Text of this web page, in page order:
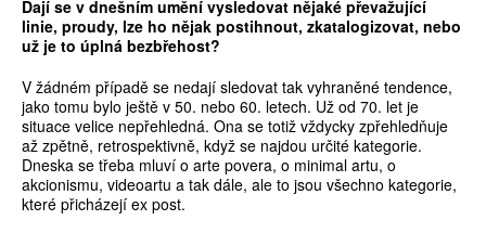
Dají se v dnešním umění vysledovat nějaké převažující
linie, proudy, lze ho nějak postihnout, zkatalogizovat, nebo
už je to úplná bezbřehost?
V žádném případě se nedají sledovat tak vyhraněné tendence,
jako tomu bylo ještě v 50. nebo 60. letech. Už od 70. let je
situace velice nepřehledná. Ona se totiž vždycky zpřehledňuje
až zpětně, retrospektivně, když se najdou určité kategorie.
Dneska se třeba mluví o arte povera, o minimal artu, o
akcionismu, videoartu a tak dále, ale to jsou všechno kategorie,
které přicházejí ex post.